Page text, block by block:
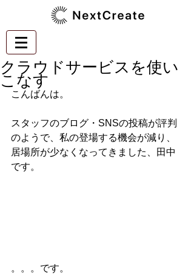
クラウドサービスを使い
こなす
こんばんは。
スタッフのブログ・SNSの投稿が評判
のようで、私の登場する機会が減り、
居場所が少なくなってきました、田中
です。
。。。です。